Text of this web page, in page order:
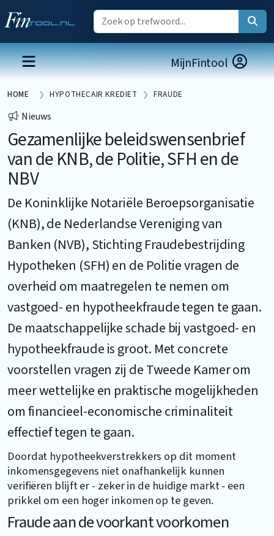
MijnFintool
HOME HYPOTHECAIR KREDIET FRAUDE
Nieuws
Gezamenlijke beleidswensenbrief
van de KNB, de Politie, SFH en de
NBV
De Koninklijke Notariële Beroepsorganisatie
(KNB), de Nederlandse Vereniging van
Banken (NVB), Stichting Fraudebestrijding
Hypotheken (SFH) en de Politie vragen de
overheid om maatregelen te nemen om
vastgoed- en hypotheekfraude tegen te gaan.
De maatschappelijke schade bij vastgoed- en
hypotheekfraude is groot. Met concrete
voorstellen vragen zij de Tweede Kamer om
meer wettelijke en praktische mogelijkheden
om financieel-economische criminaliteit
effectief tegen te gaan.
Doordat hypotheekverstrekkers op dit moment
inkomensgegevens niet onafhankelijk kunnen
verifiëren blijft er - zeker in de huidige markt - een
prikkel om een hoger inkomen op te geven.
Fraude aan de voorkant voorkomen